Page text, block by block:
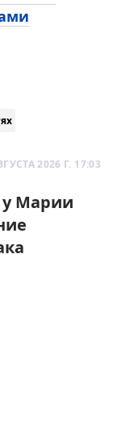
2026 Г. 17:03
у Марии